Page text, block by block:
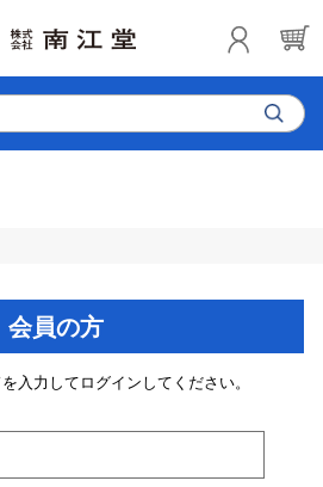
会員の方
入力してログインしてください。